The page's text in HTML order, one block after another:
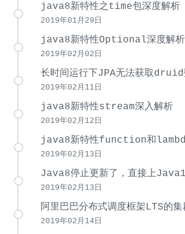
java8新特性之time包深度解析
2019年01月29日
java8新特性Optional深度解析
2019年02月02日
长时间运行下JPA无法获取druid
2019年02月11日
java8新特性stream深入解析
2019年02月12日
java8新特性function和
2019年02月13日
Java8停止更新了，直接上
2019年02月13日
阿里巴巴分布式调度框架LTS的
2019年02月14日